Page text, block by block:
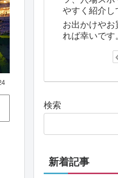
やすく紹介し
お出かけやお
れば幸いです
検索
新着記事